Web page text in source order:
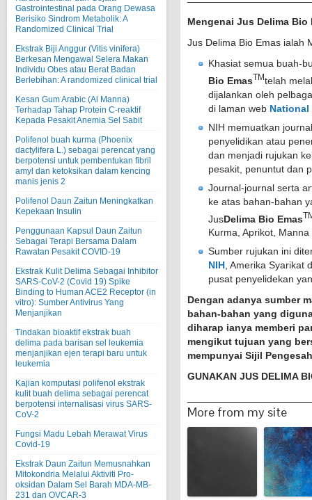
Gastrointestinal pada Orang Dewasa
Berisiko Sindrom Metabolik: A
Randomized Clinical Trial
Ekstrak Biji Anggur (Vitis vinifera)
Berkesan Mengawal Selera Makan
Individu Obes atau Berat Badan
Berlebihan: A randomized clinical trial
Kesan Gum Arabic (Al Manna)
Terhadap Tahap Protein C-reaktif
Kepada Pesakit Anemia Sel Sabit
Polifenol buah kurma (Phoenix
dactylifera L.) sebagai perencat yang
berpotensi untuk pembentukan fibril
amyl dan ketoksikan dalam kencing
manis jenis 2
Polifenol Daun Zaitun Meningkatkan
Kepekaan Insulin
Penggunaan Kapsul Daun Zaitun
Sebagai Terapi Bersama Dalam
Rawatan Pesakit COVID-19
Ekstrak Kulit Delima Sebagai Inhibitor
SARS-CoV-2 (Covid 19) Spike
Binding to Human ACE2 Receptor (in
vitro): Sumber Antivirus Yang
Menjanjikan
Tindakan bioaktif ekstrak buah
delima pada barisan sel leukemia
menjanjikan ejen terapi baru untuk
leukemia
Kajian komputasi polifenol ekstrak
kulit buah delima sebagai perencat
berpotensi internalisasi virus SARS-
CoV-2
Fungsi Madu Lebah Merawat Virus
Covid-19
Ekstrak Daun Zaitun Memusnahkan
Mitokondria Melalui Aktiviti Pro-
oksidan Dalam Sel Barah MDA-MB-
231 dan OVCAR-3
Mengenai Jus Delima Bio
Jus Delima Bio Emas ialah
Khasiat semua buah-
Bio EmasTMtelah
dijalankan oleh
di laman web National
NIH memuatkan
penyelidikan atau
dan menjadi rujukan
pesakit, penuntut dan
Journal-journal serta
ke atas bahan-bahan
JusDelima Bio Emas
Kurma, Aprikot,
Sumber rujukan ini
NIH, Amerika Syarikat
pusat penyelidekan
Dengan adanya sumber
bahan-bahan yang
diharap ianya memberi
mengikut tujuan yang
mempunyai Sijil
GUNAKAN JUS DELIMA
More from my site